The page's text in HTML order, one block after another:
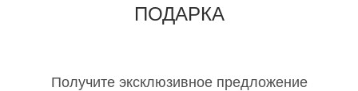
ПОДАРКА
Получите эксклюзивное предложение